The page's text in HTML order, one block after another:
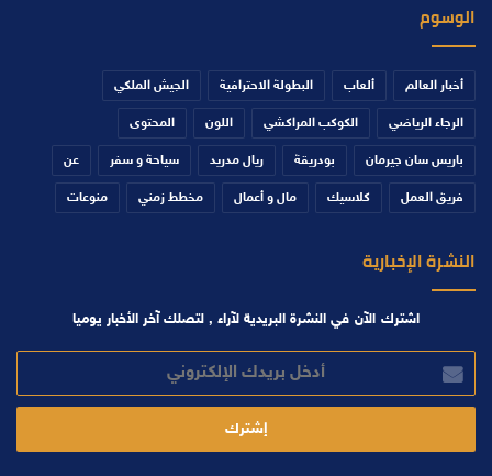
الوسوم
أخبار العالم ألعاب البطولة الاحترافية الجيش الملكي
الرجاء الرياضي الكوكب المراكشي اللون المحتوى
باريس سان جيرمان بودريقة ريال مدريد سياحة و سفر عن
فريق العمل كلاسيك مال و أعمال مخطط زمني منوعات
النشرة الإخبارية
اشترك الآن في النشرة البريدية لآراء , لتصلك آخر الأخبار يوميا
بريدك
الإلكتروني